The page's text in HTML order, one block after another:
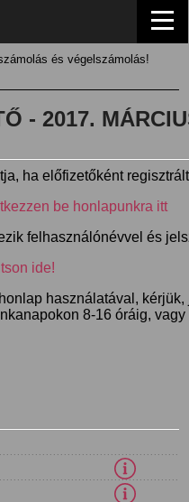
és végelszámolás!
- 2017.
ha előfizetőként
be honlapunkra itt
felhasználónévvel és
ide!
használatával,
8-16 óráig,